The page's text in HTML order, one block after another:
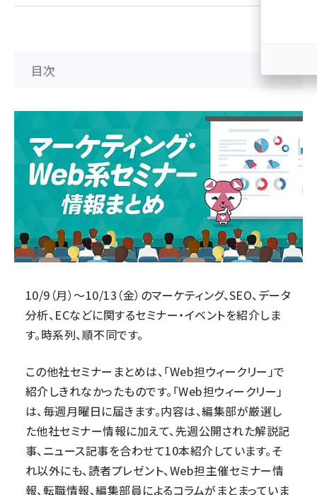
目次
10/9（月）～10/13（金）のマーケティング、SEO、データ
分析、ECなどに関するセミナー・イベントを紹介しま
す。時系列、順不同です。
この他社セミナーまとめは、「Web担ウィークリー」で
紹介しきれなかったものです。「Web担ウィークリー」
は、毎週月曜日に届きます。内容は、編集部が厳選し
た他社セミナー情報に加えて、先週公開された解説記
事、ニュース記事を合わせて10本紹介しています。そ
れ以外にも、読者プレゼント、Web担主催セミナー情
報、転職情報、編集部員によるコラムがまとまっていま